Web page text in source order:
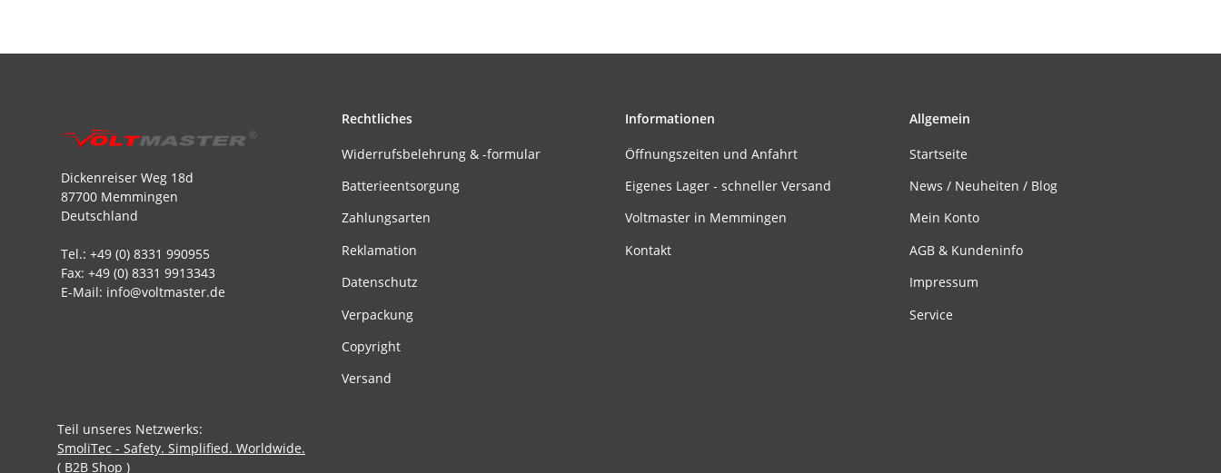
Dickenreiser Weg 18d
87700 Memmingen
Deutschland
Tel.: +49 (0) 8331 990955
Fax: +49 (0) 8331 9913343
E-Mail: info@voltmaster.de
Rechtliches
Widerrufsbelehrung & -formular
Batterieentsorgung
Zahlungsarten
Reklamation
Datenschutz
Verpackung
Copyright
Versand
Informationen
Öffnungszeiten und Anfahrt
Eigenes Lager - schneller Versand
Voltmaster in Memmingen
Kontakt
Allgemein
Startseite
News / Neuheiten / Blog
Mein Konto
AGB & Kundeninfo
Impressum
Service
Teil unseres Netzwerks:
SmoliTec - Safety. Simplified. Worldwide.
( B2B Shop )